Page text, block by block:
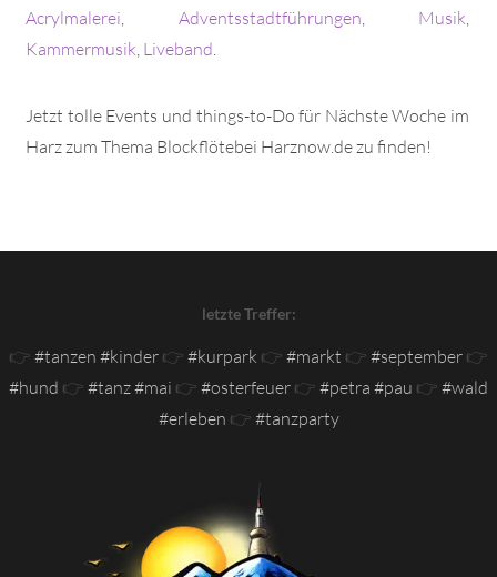
Acrylmalerei, Adventsstadtführungen, Musik,
Kammermusik, Liveband.
Jetzt tolle Events und things-to-Do für Nächste Woche im
Harz zum Thema Blockflötebei Harznow.de zu finden!
letzte Treffer:
👉 #tanzen #kinder 👉 #kurpark 👉 #markt 👉 #september 👉
#hund 👉 #tanz #mai 👉 #osterfeuer 👉 #petra #pau 👉 #wald
#erleben 👉 #tanzparty